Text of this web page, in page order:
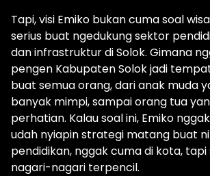
Tapi, visi Emiko bukan cuma soal
serius buat ngedukung sektor
dan infrastruktur di Solok. Gimana
pengen Kabupaten Solok jadi
buat semua orang, dari anak muda
banyak mimpi, sampai orang tua
perhatian. Kalau soal ini, Emiko
udah nyiapin strategi matang buat
pendidikan, nggak cuma di kota,
nagari-nagari terpencil.